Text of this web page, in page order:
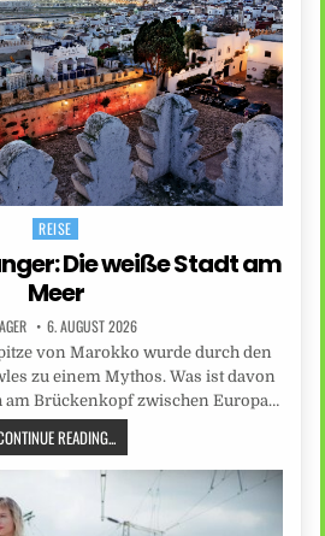
Posted
REISE
Die weiße Stadt am
Meer
6. AUGUST 2026
von Marokko wurde durch den
zu einem Mythos. Was ist davon
am Brückenkopf zwischen Europa…
READING...